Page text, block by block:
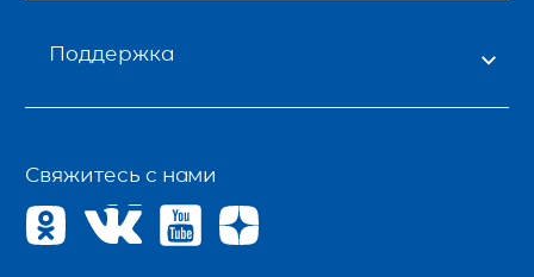
Свяжитесь с нами
Поддержка